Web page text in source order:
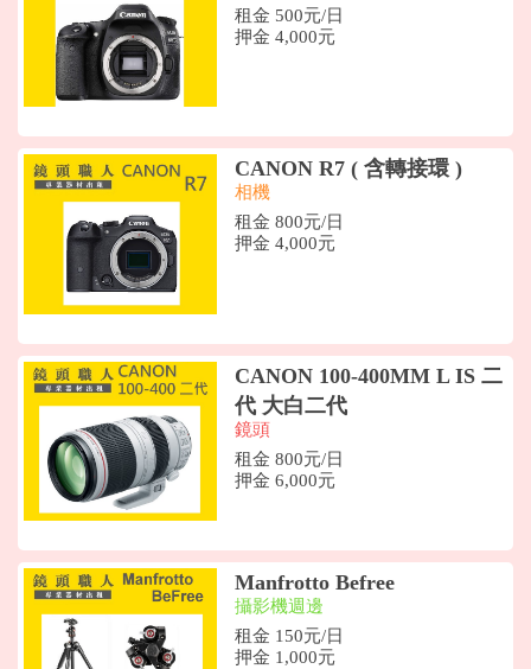
租金 500元/日
押金 4,000元
CANON R7 ( 含轉接環 )
相機
租金 800元/日
押金 4,000元
CANON 100-400MM L IS 二
代 大白二代
鏡頭
租金 800元/日
押金 6,000元
Manfrotto Befree
攝影機週邊
租金 150元/日
押金 1,000元